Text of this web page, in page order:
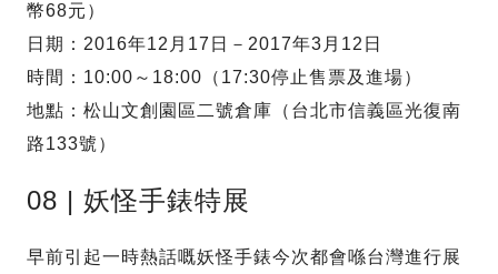
幣68元）
日期：2016年12月17日－2017年3月12日
時間：10:00～18:00（17:30停止售票及進場）
地點：松山文創園區二號倉庫（台北市信義區光復南
路133號）
08 | 妖怪手錶特展
早前引起一時熱話嘅妖怪手錶今次都會喺台灣進行展